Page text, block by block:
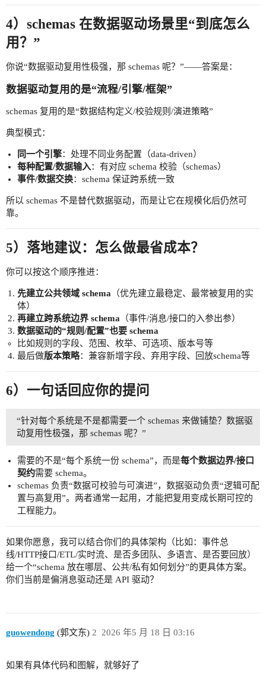
4）schemas 在数据驱动场景里“到底怎么
用？”
你说“数据驱动复用性极强，那 schemas 呢？”——答案是：
数据驱动复用的是“流程/引擎/框架”
schemas 复用的是“数据结构定义/校验规则/演进策略”
典型模式：
同一个引擎：处理不同业务配置（data-driven）
每种配置/数据输入：有对应 schema 校验（schemas）
事件/数据交换：schema 保证跨系统一致
所以 schemas 不是替代数据驱动，而是让它在规模化后仍然可
靠。
5）落地建议：怎么做最省成本？
你可以按这个顺序推进：
先建立公共领域 schema （优先建立最稳定、最常被复用的实
体）
再建立跨系统边界 schema （事件/消息/接口的入参出参）
数据驱动的“规则/配置”也要 schema
比如规则的字段、范围、枚举、可选项、版本号等
最后做版本策略：兼容新增字段、弃用字段、回放schema等
6）一句话回应你的提问
“针对每个系统是不是都需要一个 schemas 来做铺垫？数据驱
动复用性极强，那 schemas 呢？”
需要的不是“每个系统一份 schema”，而是每个数据边界/接口
契约需要 schema。
schemas 负责“数据可校验与可演进”，数据驱动负责“逻辑可配
置与高复用”。两者通常一起用，才能把复用变成长期可控的
工程能力。
如果你愿意，我可以结合你们的具体架构（比如：事件总
线/HTTP接口/ETL/实时流、是否多团队、多语言、是否要回放）
给一个“schema 放在哪层、公共/私有如何划分”的更具体方案。
你们当前是偏消息驱动还是 API 驱动？
guowendong (郭文东) 2026 年5 月 18 日 03:16
2
如果有具体代码和图解，就够好了